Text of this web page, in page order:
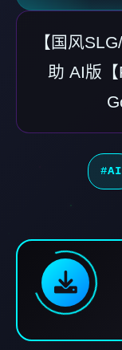
【国风
助 AI版
#AI